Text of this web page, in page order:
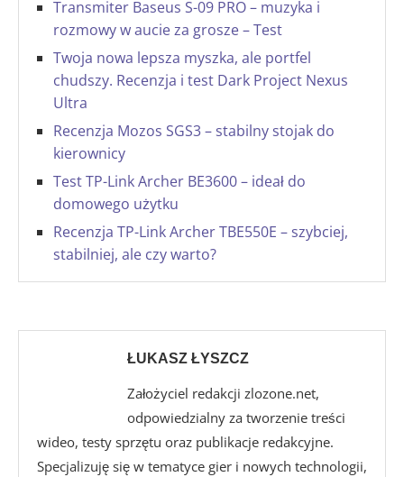
Transmiter Baseus S-09 PRO – muzyka i
rozmowy w aucie za grosze – Test
Twoja nowa lepsza myszka, ale portfel
chudszy. Recenzja i test Dark Project Nexus
Ultra
Recenzja Mozos SGS3 – stabilny stojak do
kierownicy
Test TP-Link Archer BE3600 – ideał do
domowego użytku
Recenzja TP-Link Archer TBE550E – szybciej,
stabilniej, ale czy warto?
ŁUKASZ ŁYSZCZ
Założyciel redakcji zlozone.net,
odpowiedzialny za tworzenie treści
wideo, testy sprzętu oraz publikacje redakcyjne.
Specjalizuję się w tematyce gier i nowych technologii,